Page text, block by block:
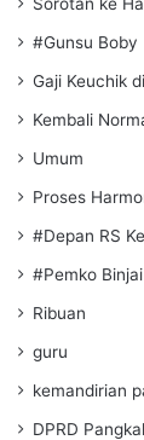
#Gunsu Boby
Gaji Keuchik
Kembali
Umum
Proses
#Depan RS
#Pemko Binjai
Ribuan
guru
kemandirian
DPRD